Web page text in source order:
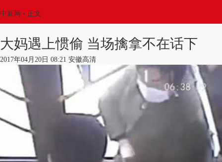
中新网 • 正文
大妈遇上惯偷 当场擒拿不在话下
2017年04月20日 08:21 安徽高清